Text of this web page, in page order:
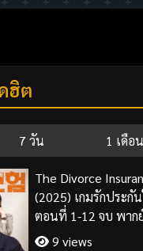
ฮิต
7 วัน 1 เดือน
The Divorce
(2025) เกมรักประกัน
ตอนที่ 1-12 จบ พาก
ซับไทย9 views